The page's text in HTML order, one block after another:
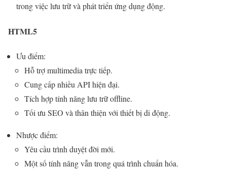
trong việc lưu trữ và phát triển ứng dụng động.
HTML5
Ưu điểm:
Hỗ trợ multimedia trực tiếp.
Cung cấp nhiều API hiện đại.
Tích hợp tính năng lưu trữ offline.
Tối ưu SEO và thân thiện với thiết bị di động.
Nhược điểm:
Yêu cầu trình duyệt đời mới.
Một số tính năng vẫn trong quá trình chuẩn hóa.